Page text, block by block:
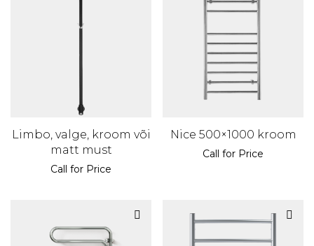
Limbo, valge, kroom või
matt must
Call for Price
Nice 500×1000 kroom
Call for Price